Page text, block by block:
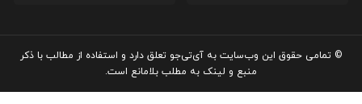
© تمامی حقوق این وب‌سایت به آی‌تی‌جو تعلق دارد و استفاده از مطالب با ذکر
منبع و لینک به مطلب بلامانع است.